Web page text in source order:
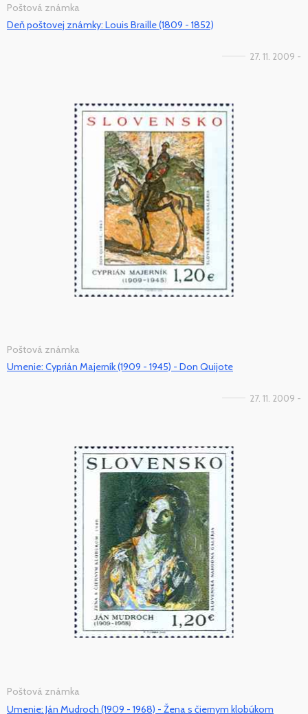
Poštová známka
Deň poštovej známky: Louis Braille (1809 - 1852)
27. 11. 2009 -
Poštová známka
Umenie: Cyprián Majerník (1909 - 1945) - Don Quijote
27. 11. 2009 -
Poštová známka
Umenie: Ján Mudroch (1909 - 1968) - Žena s čiernym klobúkom